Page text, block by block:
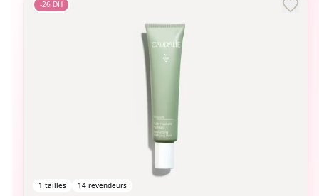
-26DH
1 tailles 14revendeurs